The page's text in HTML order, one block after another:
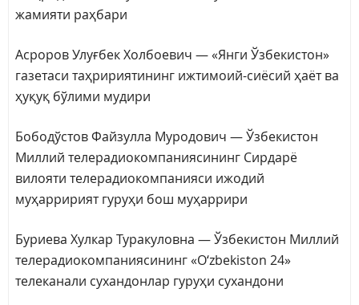
жамияти раҳбари
Асроров Улуғбек Холбоевич — «Янги Ўзбекистон»
газетаси таҳририятининг ижтимоий-сиёсий ҳаёт ва
ҳуқуқ бўлими мудири
Бободўстов Файзулла Муродович — Ўзбекистон
Миллий телерадиокомпаниясининг Сирдарё
вилояти телерадиокомпанияси ижодий
муҳарририят гуруҳи бош муҳаррири
Буриева Хулкар Туракуловна — Ўзбекистон Миллий
телерадиокомпаниясининг «O‘zbekiston 24»
телеканали сухандонлар гуруҳи сухандони